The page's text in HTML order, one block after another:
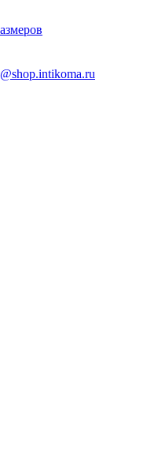
@shop.intikoma.ru